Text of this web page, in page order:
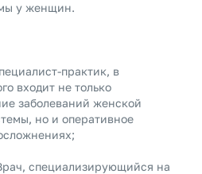
у женщин.
практик, в
входит не только
заболеваний женской
но и оперативное
специализирующийся на